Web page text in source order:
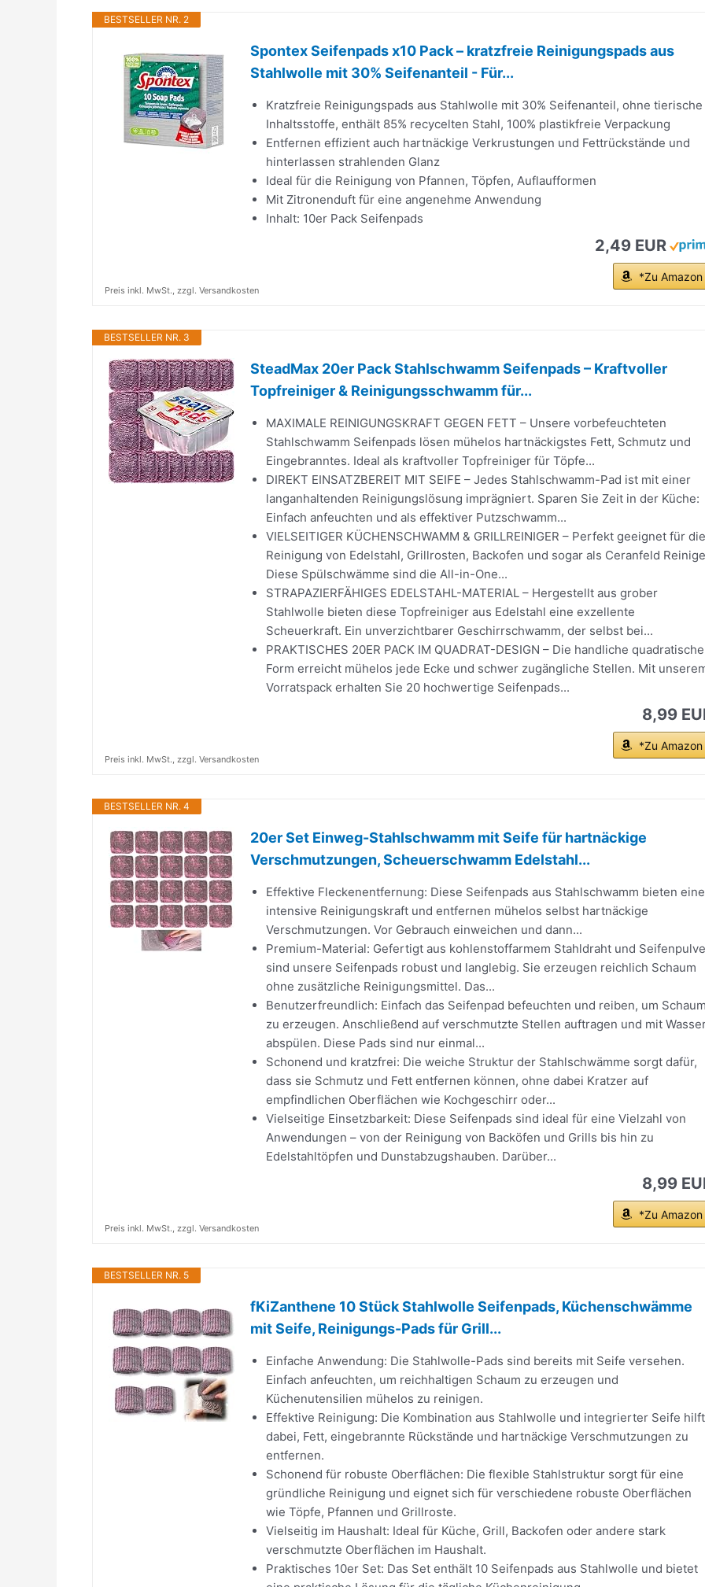
BESTSELLER NR. 2
Spontex Seifenpads x10 Pack – kratzfreie Reinigungspads aus
Stahlwolle mit 30% Seifenanteil - Für...
Kratzfreie Reinigungspads aus Stahlwolle mit 30% Seifenanteil, ohne tierische
Inhaltsstoffe, enthält 85% recycelten Stahl, 100% plastikfreie Verpackung
Entfernen effizient auch hartnäckige Verkrustungen und Fettrückstände und
hinterlassen strahlenden Glanz
Ideal für die Reinigung von Pfannen, Töpfen, Auflaufformen
Mit Zitronenduft für eine angenehme Anwendung
Inhalt: 10er Pack Seifenpads
2,49 EUR
*Zu Amazon
Preis inkl. MwSt., zzgl. Versandkosten
BESTSELLER NR. 3
SteadMax 20er Pack Stahlschwamm Seifenpads – Kraftvoller
Topfreiniger & Reinigungsschwamm für...
MAXIMALE REINIGUNGSKRAFT GEGEN FETT – Unsere vorbefeuchteten
Stahlschwamm Seifenpads lösen mühelos hartnäckigstes Fett, Schmutz und
Eingebranntes. Ideal als kraftvoller Topfreiniger für Töpfe...
DIREKT EINSATZBEREIT MIT SEIFE – Jedes Stahlschwamm-Pad ist mit einer
langanhaltenden Reinigungslösung imprägniert. Sparen Sie Zeit in der Küche:
Einfach anfeuchten und als effektiver Putzschwamm...
VIELSEITIGER KÜCHENSCHWAMM & GRILLREINIGER – Perfekt geeignet für die
Reinigung von Edelstahl, Grillrosten, Backofen und sogar als Ceranfeld
Diese Spülschwämme sind die All-in-One...
STRAPAZIERFÄHIGES EDELSTAHL-MATERIAL – Hergestellt aus grober
Stahlwolle bieten diese Topfreiniger aus Edelstahl eine exzellente
Scheuerkraft. Ein unverzichtbarer Geschirrschwamm, der selbst bei...
PRAKTISCHES 20ER PACK IM QUADRAT-DESIGN – Die handliche quadratische
Form erreicht mühelos jede Ecke und schwer zugängliche Stellen. Mit
Vorratspack erhalten Sie 20 hochwertige Seifenpads...
8,99
*Zu Amazon
Preis inkl. MwSt., zzgl. Versandkosten
BESTSELLER NR. 4
20er Set Einweg-Stahlschwamm mit Seife für hartnäckige
Verschmutzungen, Scheuerschwamm Edelstahl...
Effektive Fleckenentfernung: Diese Seifenpads aus Stahlschwamm bieten eine
intensive Reinigungskraft und entfernen mühelos selbst hartnäckige
Verschmutzungen. Vor Gebrauch einweichen und dann...
Premium-Material: Gefertigt aus kohlenstoffarmem Stahldraht und
sind unsere Seifenpads robust und langlebig. Sie erzeugen reichlich Schaum
ohne zusätzliche Reinigungsmittel. Das...
Benutzerfreundlich: Einfach das Seifenpad befeuchten und reiben, um Schaum
zu erzeugen. Anschließend auf verschmutzte Stellen auftragen und mit
abspülen. Diese Pads sind nur einmal...
Schonend und kratzfrei: Die weiche Struktur der Stahlschwämme sorgt dafür,
dass sie Schmutz und Fett entfernen können, ohne dabei Kratzer auf
empfindlichen Oberflächen wie Kochgeschirr oder...
Vielseitige Einsetzbarkeit: Diese Seifenpads sind ideal für eine Vielzahl von
Anwendungen – von der Reinigung von Backöfen und Grills bis hin zu
Edelstahltöpfen und Dunstabzugshauben. Darüber...
8,99
*Zu Amazon
Preis inkl. MwSt., zzgl. Versandkosten
BESTSELLER NR. 5
fKiZanthene 10 Stück Stahlwolle Seifenpads, Küchenschwämme
mit Seife, Reinigungs-Pads für Grill...
Einfache Anwendung: Die Stahlwolle-Pads sind bereits mit Seife versehen.
Einfach anfeuchten, um reichhaltigen Schaum zu erzeugen und
Küchenutensilien mühelos zu reinigen.
Effektive Reinigung: Die Kombination aus Stahlwolle und integrierter Seife hilft
dabei, Fett, eingebrannte Rückstände und hartnäckige Verschmutzungen zu
entfernen.
Schonend für robuste Oberflächen: Die flexible Stahlstruktur sorgt für eine
gründliche Reinigung und eignet sich für verschiedene robuste Oberflächen
wie Töpfe, Pfannen und Grillroste.
Vielseitig im Haushalt: Ideal für Küche, Grill, Backofen oder andere stark
verschmutzte Oberflächen im Haushalt.
Praktisches 10er Set: Das Set enthält 10 Seifenpads aus Stahlwolle und bietet